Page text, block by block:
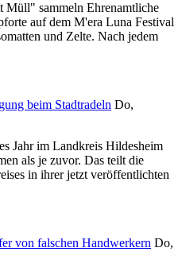
Müll" sammeln Ehrenamtliche
auf dem M'era Luna Festival
und Zelte. Nach jedem
beim Stadtradeln Do,
Jahr im Landkreis Hildesheim
als je zuvor. Das teilt die
in ihrer jetzt veröffentlichten
von falschen Handwerkern Do,